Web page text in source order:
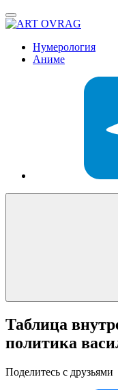
Нумерология
Аниме
Таблица
политика
Поделитесь с друзьями